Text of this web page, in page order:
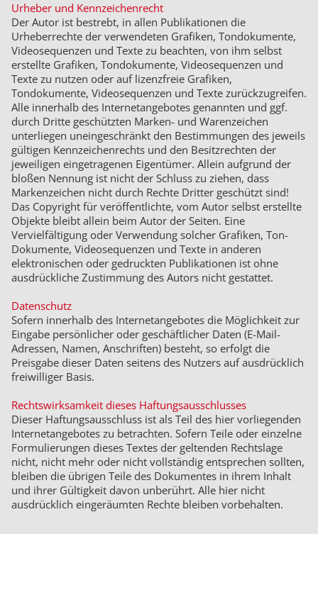
Urheber und Kennzeichenrecht
Der Autor ist bestrebt, in allen Publikationen die
Urheberrechte der verwendeten Grafiken, Tondokumente,
Videosequenzen und Texte zu beachten, von ihm selbst
erstellte Grafiken, Tondokumente, Videosequenzen und
Texte zu nutzen oder auf lizenzfreie Grafiken,
Tondokumente, Videosequenzen und Texte zurückzugreifen.
Alle innerhalb des Internetangebotes genannten und ggf.
durch Dritte geschützten Marken- und Warenzeichen
unterliegen uneingeschränkt den Bestimmungen des jeweils
gültigen Kennzeichenrechts und den Besitzrechten der
jeweiligen eingetragenen Eigentümer. Allein aufgrund der
bloßen Nennung ist nicht der Schluss zu ziehen, dass
Markenzeichen nicht durch Rechte Dritter geschützt sind!
Das Copyright für veröffentlichte, vom Autor selbst erstellte
Objekte bleibt allein beim Autor der Seiten. Eine
Vervielfältigung oder Verwendung solcher Grafiken, Ton-
Dokumente, Videosequenzen und Texte in anderen
elektronischen oder gedruckten Publikationen ist ohne
ausdrückliche Zustimmung des Autors nicht gestattet.
Datenschutz
Sofern innerhalb des Internetangebotes die Möglichkeit zur
Eingabe persönlicher oder geschäftlicher Daten (E-Mail-
Adressen, Namen, Anschriften) besteht, so erfolgt die
Preisgabe dieser Daten seitens des Nutzers auf ausdrücklich
freiwilliger Basis.
Rechtswirksamkeit dieses Haftungsausschlusses
Dieser Haftungsausschluss ist als Teil des hier vorliegenden
Internetangebotes zu betrachten. Sofern Teile oder einzelne
Formulierungen dieses Textes der geltenden Rechtslage
nicht, nicht mehr oder nicht vollständig entsprechen sollten,
bleiben die übrigen Teile des Dokumentes in ihrem Inhalt
und ihrer Gültigkeit davon unberührt. Alle hier nicht
ausdrücklich eingeräumten Rechte bleiben vorbehalten.